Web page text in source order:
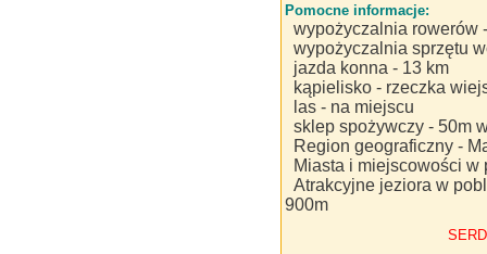
Pomocne informacje:
wypożyczalnia rowerów
wypożyczalnia sprzętu
jazda konna - 13 km
kąpielisko - rzeczka
las - na miejscu
sklep spożywczy - 50m
Region geograficzny -
Miasta i miejscowości w
Atrakcyjne jeziora w
900m